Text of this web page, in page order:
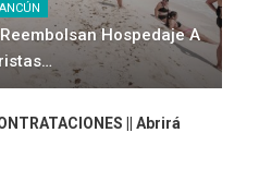
Hospedaje A
|| Abrirá